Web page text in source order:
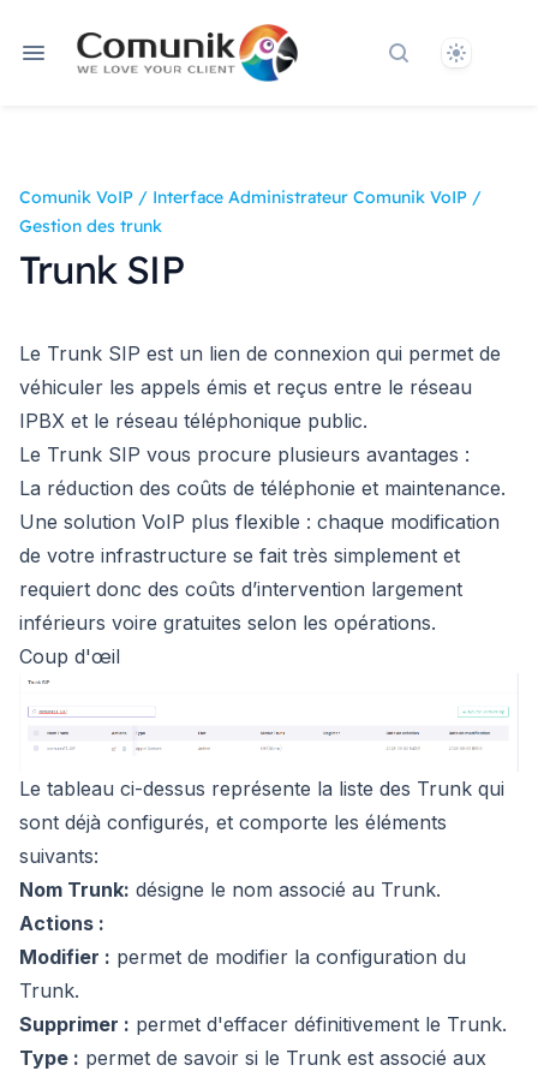
Rechercher
Theme
Comunik VoIP / Interface Administrateur Comunik VoIP /
Gestion des trunk
Trunk SIP
Le Trunk SIP est un lien de connexion qui permet de
véhiculer les appels émis et reçus entre le réseau
IPBX et le réseau téléphonique public.
Le Trunk SIP vous procure plusieurs avantages :
La réduction des coûts de téléphonie et maintenance.
Une solution VoIP plus flexible : chaque modification
de votre infrastructure se fait très simplement et
requiert donc des coûts d’intervention largement
inférieurs voire gratuites selon les opérations.
Coup d'œil
Le tableau ci-dessus représente la liste des Trunk qui
sont déjà configurés, et comporte les éléments
suivants:
Nom Trunk: désigne le nom associé au Trunk.
Actions :
Modifier : permet de modifier la configuration du
Trunk.
Supprimer : permet d'effacer définitivement le Trunk.
Type : permet de savoir si le Trunk est associé aux